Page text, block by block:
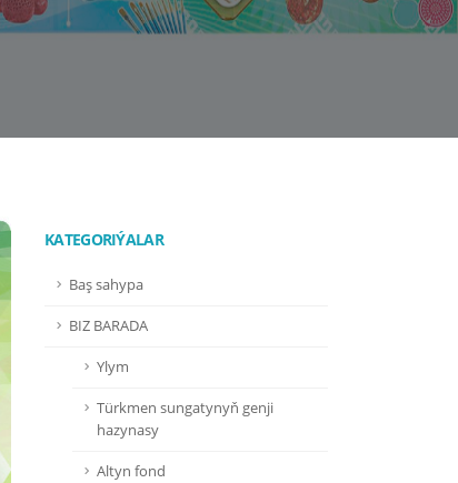
KATEGORIÝALAR
Baş sahypa
BIZ BARADA
Ylym
Türkmen sungatynyň genji
hazynasy
Altyn fond